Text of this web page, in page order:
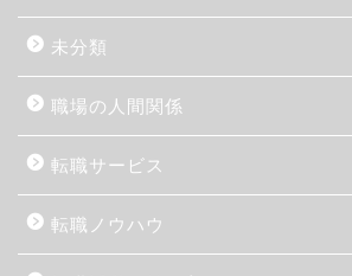
未分類
職場の人間関係
転職サービス
転職ノウハウ